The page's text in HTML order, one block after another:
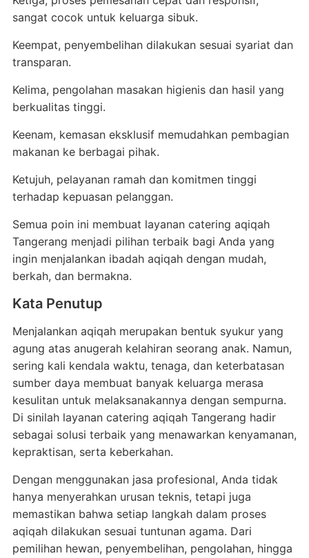
sangat cocok untuk keluarga sibuk.
Keempat, penyembelihan dilakukan sesuai syariat dan
transparan.
Kelima, pengolahan masakan higienis dan hasil yang
berkualitas tinggi.
Keenam, kemasan eksklusif memudahkan pembagian
makanan ke berbagai pihak.
Ketujuh, pelayanan ramah dan komitmen tinggi
terhadap kepuasan pelanggan.
Semua poin ini membuat layanan catering aqiqah
Tangerang menjadi pilihan terbaik bagi Anda yang
ingin menjalankan ibadah aqiqah dengan mudah,
berkah, dan bermakna.
Kata Penutup
Menjalankan aqiqah merupakan bentuk syukur yang
agung atas anugerah kelahiran seorang anak. Namun,
sering kali kendala waktu, tenaga, dan keterbatasan
sumber daya membuat banyak keluarga merasa
kesulitan untuk melaksanakannya dengan sempurna.
Di sinilah layanan catering aqiqah Tangerang hadir
sebagai solusi terbaik yang menawarkan kenyamanan,
kepraktisan, serta keberkahan.
Dengan menggunakan jasa profesional, Anda tidak
hanya menyerahkan urusan teknis, tetapi juga
memastikan bahwa setiap langkah dalam proses
aqiqah dilakukan sesuai tuntunan agama. Dari
pemilihan hewan, penyembelihan, pengolahan, hingga